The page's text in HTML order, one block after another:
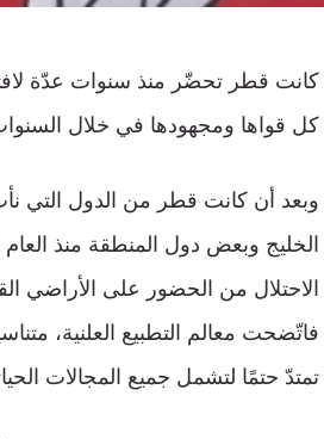
كل قواها ومجهودها في خلال
وبعد أن كانت قطر من الدول التي
الاحتلال من الحضور على الأراضي
فاتّضحت معالم التطبيع العلنية،
تمتدّ حتمًا لتشمل جميع المجالات